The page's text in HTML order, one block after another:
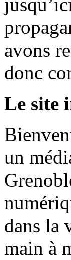
avons
donc
Le site
un
dans la
main à